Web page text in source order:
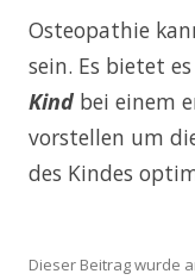
Osteopathie
sein. Es bietet
Kind bei einem
vorstellen um
des Kindes
Dieser Beitrag wurde